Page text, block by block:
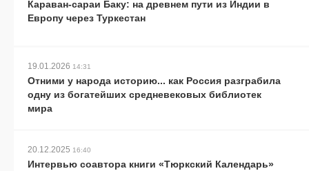
Караван-сараи Баку: на древнем пути из Индии в
Европу через Туркестан
19.01.2026 14:31
Отними у народа историю... как Россия разграбила
одну из богатейших средневековых библиотек
мира
20.12.2025 16:40
Интервью соавтора книги «Тюркский Календарь»